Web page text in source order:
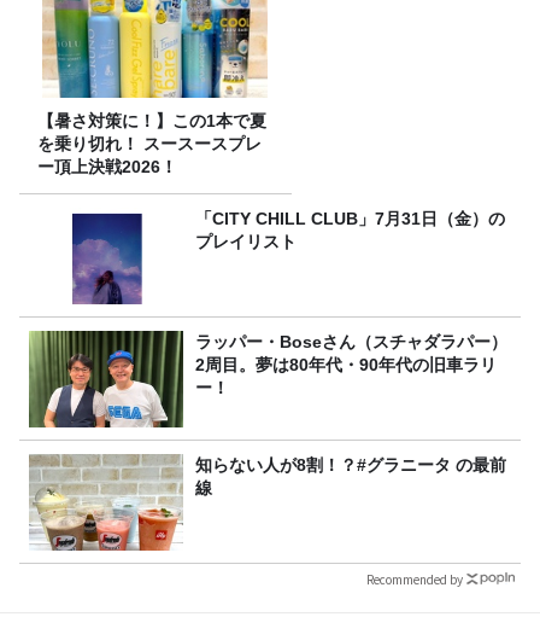
【暑さ対策に！】この1本で夏
を乗り切れ！ スースースプレ
ー頂上決戦2026！
「CITY CHILL CLUB」7月31日（金）の
プレイリスト
ラッパー・Boseさん（スチャダラパー）
2周目。夢は80年代・90年代の旧車ラリ
ー！
知らない人が8割！？#グラニータ の最前
線
Recommended by